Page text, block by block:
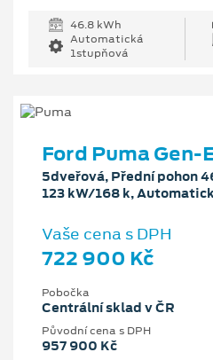
46.8 kWh
Automatická
1stupňová
Ford Puma Gen-
5dveřová, Přední pohon
123 kW/168 k,
Vaše cena s DPH
722 900 Kč
Pobočka
Centrální sklad v ČR
Původní cena s DPH
957 900 Kč